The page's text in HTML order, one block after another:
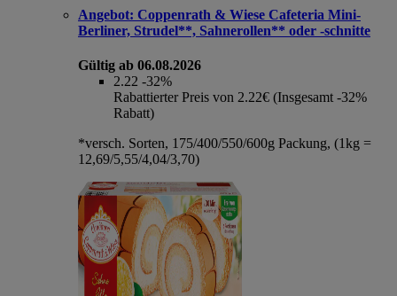
Angebot: Coppenrath & Wiese Cafeteria Mini-
Berliner, Strudel**, Sahnerollen** oder -schnitte
Gültig ab 06.08.2026
2.22 -32%
Rabattierter Preis von 2.22€ (Insgesamt -32%
Rabatt)
*versch. Sorten, 175/400/550/600g Packung, (1kg =
12,69/5,55/4,04/3,70)